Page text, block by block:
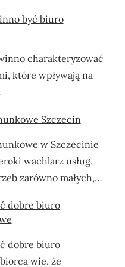
być biuro
charakteryzować
które wpływają na
Szczecin
w Szczecinie
wachlarz usług,
zarówno małych,…
dobre biuro
dobre biuro
wie, że